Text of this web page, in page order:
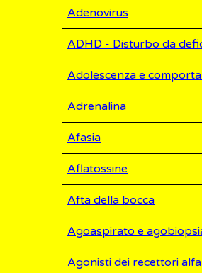
Adenovirus
ADHD - Disturbo da
Adolescenza e
Adrenalina
Afasia
Aflatossine
Afta della bocca
Agoaspirato e
Agonisti dei recettori